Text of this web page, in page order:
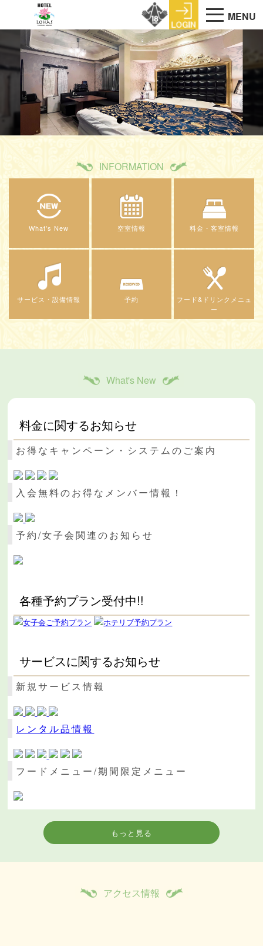
MENU
INFORMATION
What's New 空室情報 料金・客室情報
サービス・設備情報 予約
フード&ドリンクメニュ
ー
What's New
料金に関するお知らせ
お得なキャンペーン・システムのご案内
入会無料のお得なメンバー情報！
予約/女子会関連のお知らせ
各種予約プラン受付中!!
サービスに関するお知らせ
新規サービス情報
レンタル品情報
フードメニュー/期間限定メニュー
もっと見る
アクセス情報